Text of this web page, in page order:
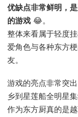
优缺点非常鲜明，
的游戏 😂。
整体来看属于轻度
爱角色与各种东方
友。
游戏的亮点非常突
乡到星莲船全明星
作为东方厨真的是